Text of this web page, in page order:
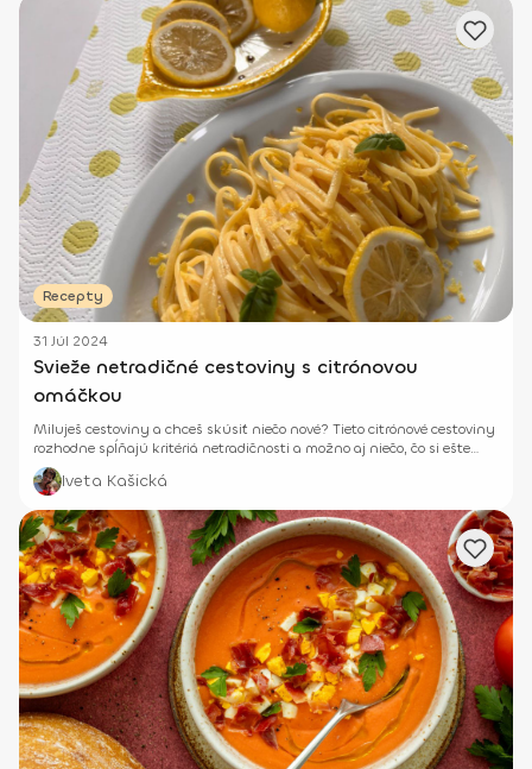
Recepty
31 Júl 2024
Svieže netradičné cestoviny s citrónovou
omáčkou
Miluješ cestoviny a chceš skúsiť niečo nové? Tieto citrónové cestoviny
rozhodne spĺňajú kritériá netradičnosti a možno aj niečo, čo si ešte
nikdy neochutnala.
Iveta Kašická